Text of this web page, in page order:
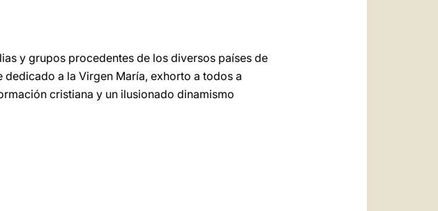
y grupos procedentes de los diversos países de
dedicado a la Virgen María, exhorto a todos a
cristiana y un ilusionado dinamismo